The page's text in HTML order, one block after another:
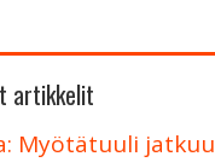
artikkelit
Myötätuuli jatkuu